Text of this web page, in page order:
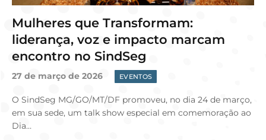
Mulheres que Transformam:
liderança, voz e impacto marcam
encontro no SindSeg
27 de março de 2026 EVENTOS
O SindSeg MG/GO/MT/DF promoveu, no dia 24 de março,
em sua sede, um talk show especial em comemoração ao
Dia…